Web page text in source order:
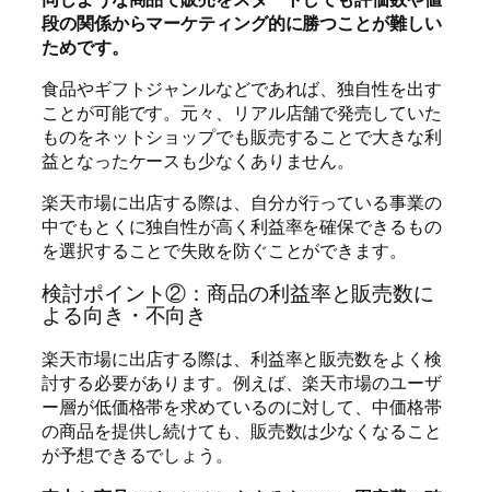
段の関係からマーケティング的に勝つことが難しい
ためです。
食品やギフトジャンルなどであれば、独自性を出す
ことが可能です。元々、リアル店舗で発売していた
ものをネットショップでも販売することで大きな利
益となったケースも少なくありません。
楽天市場に出店する際は、自分が行っている事業の
中でもとくに独自性が高く利益率を確保できるもの
を選択することで失敗を防ぐことができます。
検討ポイント②：商品の利益率と販売数に
よる向き・不向き
楽天市場に出店する際は、利益率と販売数をよく検
討する必要があります。例えば、楽天市場のユーザ
ー層が低価格帯を求めているのに対して、中価格帯
の商品を提供し続けても、販売数は少なくなること
が予想できるでしょう。